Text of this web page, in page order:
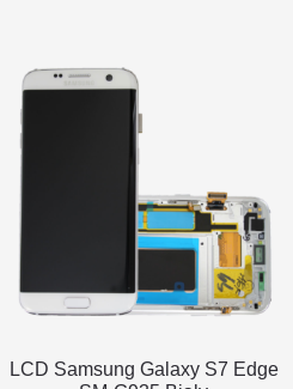
LCD Samsung Galaxy S7 Edge